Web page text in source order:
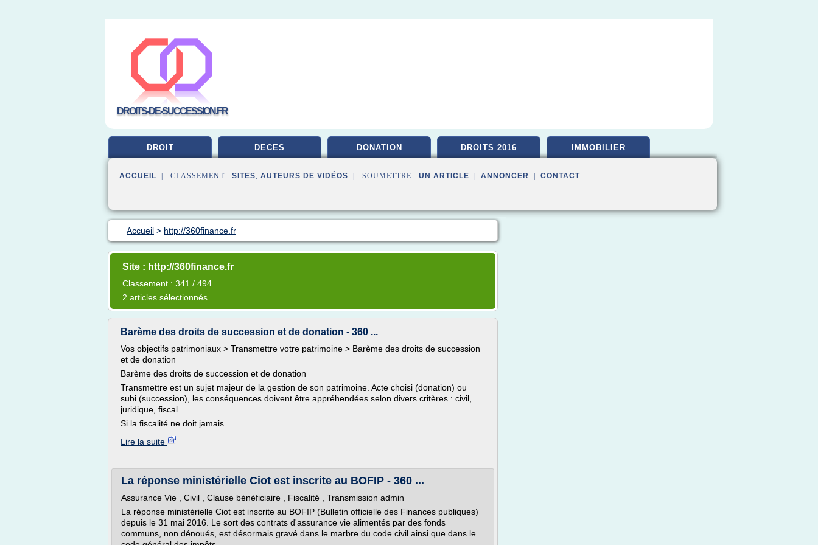
DROITS-DE-SUCCESSION.FR
DROIT DECES DONATION DROITS 2016 IMMOBILIER
ACCUEIL | CLASSEMENT : SITES, AUTEURS DE VIDÉOS | SOUMETTRE : UN ARTICLE ANNONCER CONTACT
Accueil > http://360finance.fr
Site : http://360finance.fr
Classement : 341 / 494
2 articles sélectionnés
Barème des droits de succession et de donation - 360 ...
Vos objectifs patrimoniaux > Transmettre votre patrimoine > Barème des droits de succession
et de donation
Barème des droits de succession et de donation
Transmettre est un sujet majeur de la gestion de son patrimoine. Acte choisi (donation) ou
subi (succession), les conséquences doivent être appréhendées selon divers critères : civil,
juridique, fiscal.
Si la fiscalité ne doit jamais...
Lire la suite
La réponse ministérielle Ciot est inscrite au BOFIP - 360 ...
Assurance Vie , Civil , Clause bénéficiaire , Fiscalité , Transmission admin
La réponse ministérielle Ciot est inscrite au BOFIP (Bulletin officielle des Finances publiques)
depuis le 31 mai 2016. Le sort des contrats d'assurance vie alimentés par des fonds
communs, non dénoués, est désormais gravé dans le marbre du code civil ainsi que dans le